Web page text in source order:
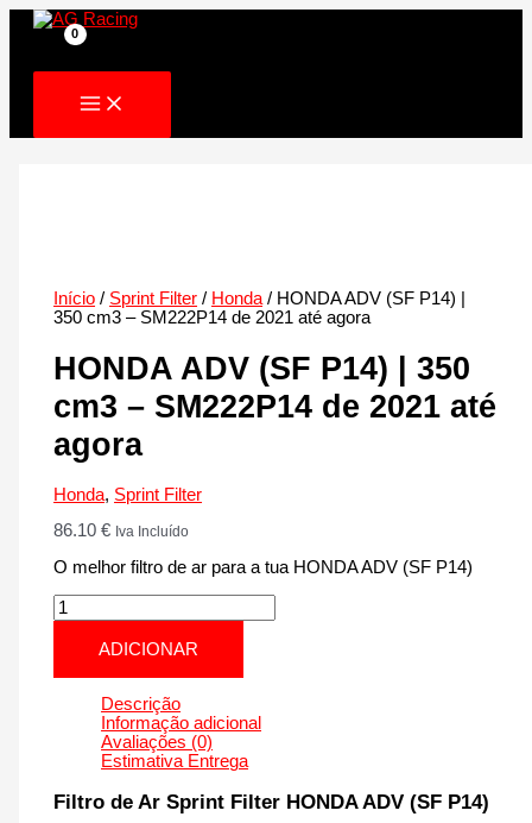
Skip
Início / Sprint Filter / Honda/ HONDA ADV (SF P14) |
350 cm3 – SM222P14 de 2021 até agora
HONDA ADV (SF P14) | 350
cm3 – SM222P14 de 2021 até
agora
Honda, Sprint Filter
86.10€ Iva Incluído
O melhor filtro de ar para a tua HONDA ADV (SF P14)
Quantidade
de
HONDA
(SF
SM222P14
de
ADICIONAR
Descrição
Informação adicional
Avaliações (0)
Estimativa Entrega
Filtro de Ar Sprint Filter HONDA ADV (SF P14)